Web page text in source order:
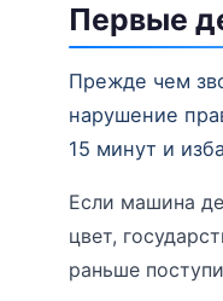
Первые
Прежде чем
нарушение
15 минут и
Если машина
цвет,
раньше